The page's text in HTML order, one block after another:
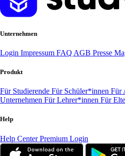
Unternehmen
Login Impressum FAQ AGB Presse
Produkt
Für Studierende Für Schüler*innen Für
Unternehmen Für Lehrer*innen Für
Help
Help CenterPremium Login